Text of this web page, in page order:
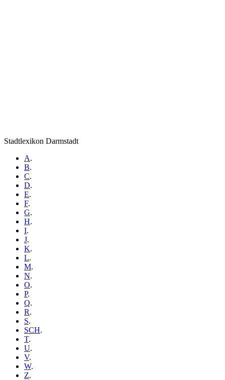
Stadtlexikon Darmstadt
A.
B.
C.
D.
E.
F.
G.
H.
I.
J.
K.
L.
M.
N.
O.
P.
Q.
R.
S.
SCH.
T.
U.
V.
W.
Z.